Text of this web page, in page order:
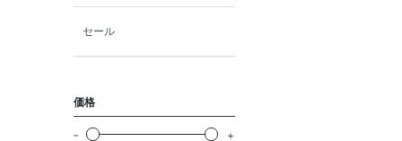
猫ウェットフード
セール
価格